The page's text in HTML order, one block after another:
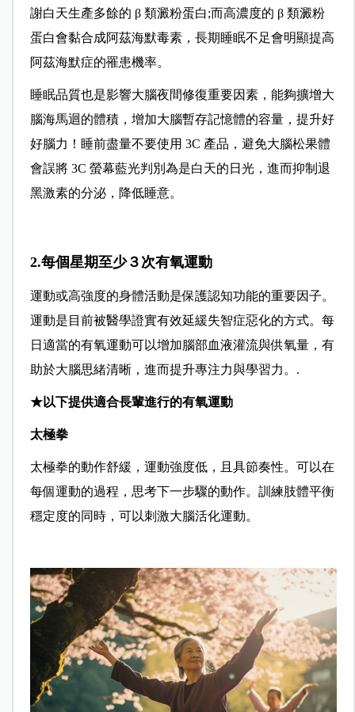
謝白天生產多餘的 β 類澱粉蛋白;而高濃度的 β 類澱粉
蛋白會黏合成阿茲海默毒素，長期睡眠不足會明顯提高
阿茲海默症的罹患機率。
睡眠品質也是影響大腦夜間修復重要因素，能夠擴增大
腦海馬迴的體積，增加大腦暫存記憶體的容量，提升好
好腦力！ 睡前盡量不要使用 3C 產品，避免大腦松果體
會誤將 3C 螢幕藍光判別為是白天的日光，進而抑制退
黑激素的分泌，降低睡意。
2.每個星期至少３次有氧運動
運動或高強度的身體活動是保護認知功能的重要因子。
運動是目前被醫學證實有效延緩失智症惡化的方式。每
日適當的有氧運動可以增加腦部血液灌流與供氧量，有
助於大腦思緒清晰，進而提升專注力與學習力。.
★以下提供適合長輩進行的有氧運動
太極拳
太極拳的動作舒緩，運動強度低，且具節奏性。可以在
每個運動的過程，思考下一步驟的動作。訓練肢體平衡
穩定度的同時，可以刺激大腦活化運動。